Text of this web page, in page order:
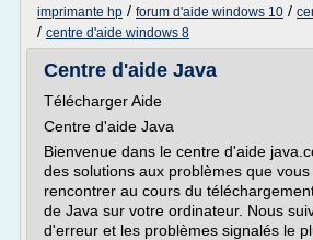
imprimante hp / forum d'aide windows 10 /
/ centre d'aide windows 8
Centre d'aide Java
Télécharger Aide
Centre d'aide Java
Bienvenue dans le centre d'aide
des solutions aux problèmes que
rencontrer au cours du
de Java sur votre ordinateur. Nous
d'erreur et les problèmes signalés le